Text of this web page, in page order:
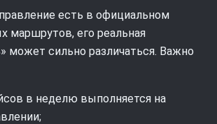
есть в официальном
маршрутов, его реальная
может сильно различаться. Важно
в неделю выполняется на